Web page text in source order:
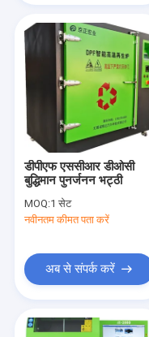
डीपीएफ एससीआर डीओसी
बुद्धिमान पुनर्जनन भट्ठी
MOQ:1 सेट
नवीनतम कीमत पता करें
अब से संपर्क करें